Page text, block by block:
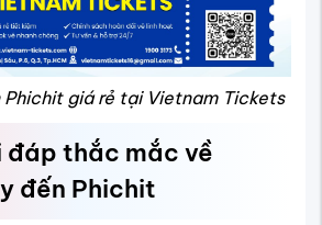
giá rẻ tại Vietnam Tickets
đáp thắc mắc về
đến Phichit